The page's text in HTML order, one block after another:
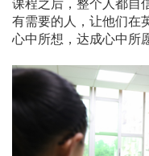
有需要的人，让他们在
心中所想，达成心中所